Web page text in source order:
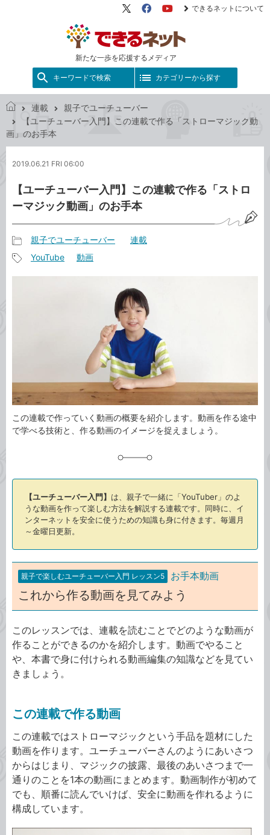
新たな一歩を応援するメディア
X（旧
FacebookYouTube
できるネットについて
キーワードで検索 カテゴリーから探す
ッ
連載
親子でユーチューバー
【ユーチューバー入門】この連載で作る「ストローマジック動
画」のお手本
2019.06.21 FRI 06:00
【ユーチューバー入門】この連載で作る「ストロ
ーマジック動画」のお手本
事
カ
親子でユーチューバー 連載
YouTube 動画
この連載で作っていく動画の概要を紹介します。動画を作る途中
で学べる技術と、作る動画のイメージを捉えましょう。
【ユーチューバー入門】 は、親子で一緒に「YouTuber」のよ
うな動画を作って楽しむ方法を解説する連載です。同時に、イ
ンターネットを安全に使うための知識も身に付きます。毎週月
～金曜日更新。
親子で楽しむユーチューバー入門 レッスン5 お手本動画
これから作る動画を見てみよう
このレッスンでは、連載を読むことでどのような動画が
作ることができるのかを紹介します。動画でやること
や、本書で身に付けられる動画編集の知識などを見てい
きましょう。
この連載で作る動画
この連載ではストローマジックという手品を題材にした
動画を作ります。ユーチューバーさんのようにあいさつ
からはじまり、マジックの披露、最後のあいさつまで一
通りのことを1本の動画にまとめます。動画制作が初めて
でも、順番に読んでいけば、安全に動画を作れるように
構成しています。